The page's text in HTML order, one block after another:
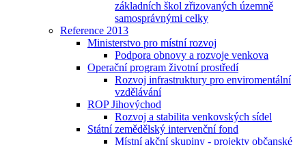
základních škol zřizovaných územně
samosprávnými celky
Reference 2013
Ministerstvo pro místní rozvoj
Podpora obnovy a rozvoje venkova
Operační program životní prostředí
Rozvoj infrastruktury pro enviromentální
vzdělávání
ROP Jihovýchod
Rozvoj a stabilita venkovských sídel
Státní zemědělský intervenční fond
Místní akční skupiny - projekty občanské